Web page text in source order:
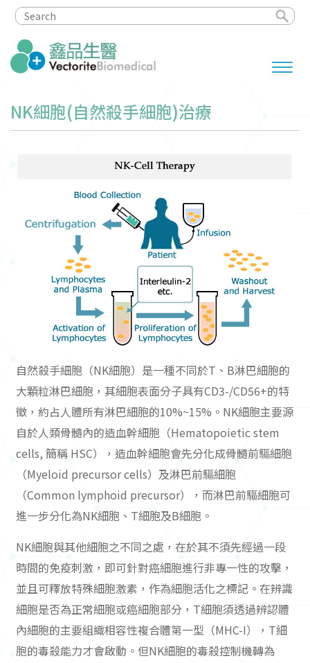
NK細胞(自然殺手細胞)治療
自然殺手細胞（NK細胞）是一種不同於T、B淋巴細胞的
大顆粒淋巴細胞，其細胞表面分子具有CD3-/CD56+的特
徵，約占人體所有淋巴細胞的10%~15%。NK細胞主要源
自於人類骨髓內的造血幹細胞（Hematopoietic stem
cells, 簡稱 HSC），造血幹細胞會先分化成骨髓前驅細胞
（Myeloid precursor cells）及淋巴前驅細胞
（Common lymphoid precursor），而淋巴前驅細胞可
進一步分化為NK細胞、T細胞及B細胞。
NK細胞與其他細胞之不同之處，在於其不須先經過一段
時間的免疫刺激，即可針對癌細胞進行非專一性的攻擊，
並且可釋放特殊細胞激素，作為細胞活化之標記。在辨識
細胞是否為正常細胞或癌細胞部分，T細胞須透過辨認體
內細胞的主要組織相容性複合體第一型（MHC-I），T細
胞的毒殺能力才會啟動。但NK細胞的毒殺控制機轉為